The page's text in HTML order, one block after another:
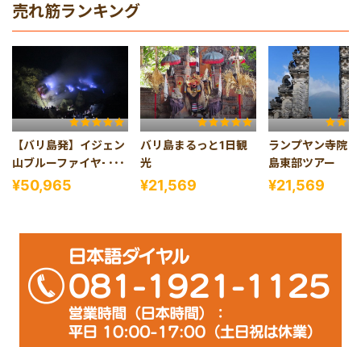
売れ筋ランキング
【バリ島発】イジェン
山ブルーファイヤー1
泊2日
¥50,965
バリ島まるっと1日観
光
¥21,569
ランプヤン寺院
島東部ツアー
¥21,569